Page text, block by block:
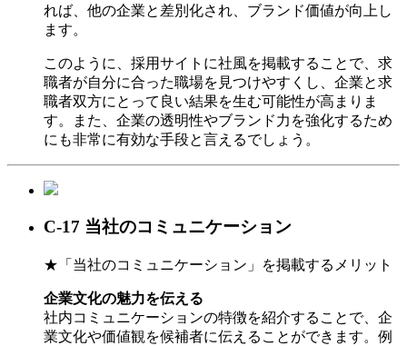
れば、他の企業と差別化され、ブランド価値が向上し
ます。
このように、採用サイトに社風を掲載することで、求
職者が自分に合った職場を見つけやすくし、企業と求
職者双方にとって良い結果を生む可能性が高まりま
す。また、企業の透明性やブランド力を強化するため
にも非常に有効な手段と言えるでしょう。
C-17 当社のコミュニケーション
★「当社のコミュニケーション」を掲載するメリット
企業文化の魅力を伝える
社内コミュニケーションの特徴を紹介することで、企
業文化や価値観を候補者に伝えることができます。例